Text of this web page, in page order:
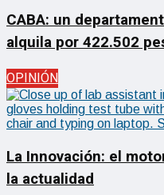
CABA: un
alquila por 422.502
OPINIÓN
La Innovación: el
la actualidad